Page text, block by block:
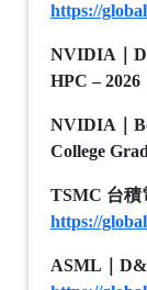
https://
NVIDIA｜
HPC – 2026
NVIDIA｜
College
TSMC 台積
https://
ASML